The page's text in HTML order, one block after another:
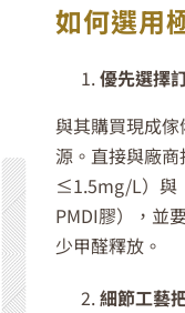
如何選用
優先選擇
與其購買現成傢
源。直接與廠
≤1.5mg/L）與
PMDI膠），並
少甲醛釋放。
細節工藝